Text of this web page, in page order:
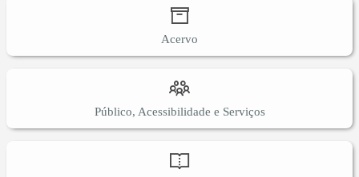
Acervo
Público, Acessibilidade e Serviços